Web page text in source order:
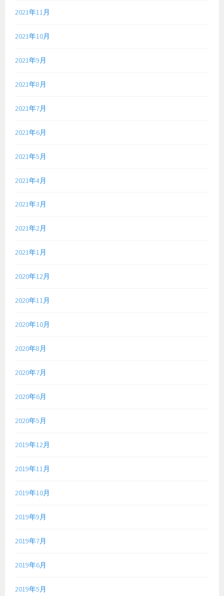
2021年11月
2021年10月
2021年9月
2021年8月
2021年7月
2021年6月
2021年5月
2021年4月
2021年3月
2021年2月
2021年1月
2020年12月
2020年11月
2020年10月
2020年8月
2020年7月
2020年6月
2020年5月
2019年12月
2019年11月
2019年10月
2019年9月
2019年7月
2019年6月
2019年5月